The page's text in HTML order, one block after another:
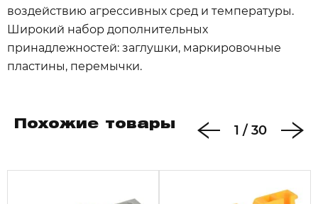
воздействию агрессивных сред и температуры.
Широкий набор дополнительных
принадлежностей: заглушки, маркировочные
пластины, перемычки.
Похожие товары 1 / 30